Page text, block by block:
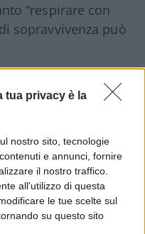
tua privacy è la
nostro sito, tecnologie
e annunci, fornire
il nostro traffico.
all'utilizzo di questa
le tue scelte sul
su questo sito
“respirare con
sopravvivenza può
senza una
Forse attendeva un
il numero
la dimensione
energetica
non riguarda